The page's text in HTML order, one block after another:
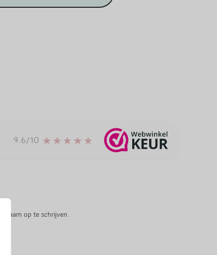
9.6/10
naam op te schrijven.